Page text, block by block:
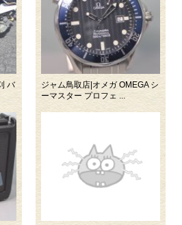
バ
ジャム鳥取店|オメガ OMEGA シ
ーマスター プロフェ ...